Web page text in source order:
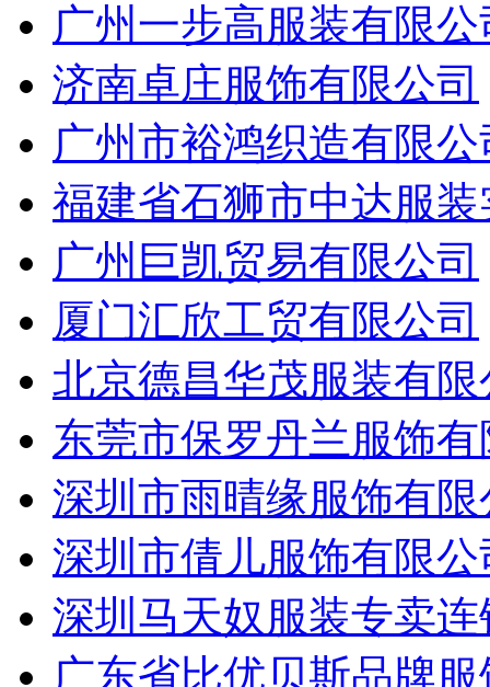
广州一步高服装有限公
济南卓庄服饰有限公司
广州市裕鸿织造有限公
福建省石狮市中达服
广州巨凯贸易有限公司
厦门汇欣工贸有限公司
北京德昌华茂服装有限
东莞市保罗丹兰服饰
深圳市雨晴缘服饰有限
深圳市倩儿服饰有限公
深圳马天奴服装专卖
广东省比优贝斯品牌